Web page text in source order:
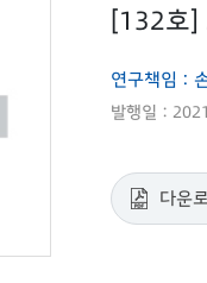
[132호]
연구책임 :
발행일 :
다운